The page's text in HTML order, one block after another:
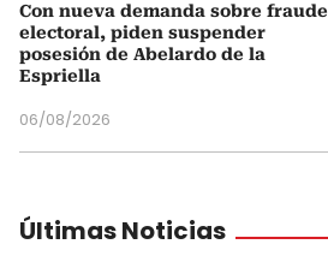
Con nueva demanda sobre fraude
electoral, piden suspender
posesión de Abelardo de la
Espriella
06/08/2026
Últimas Noticias